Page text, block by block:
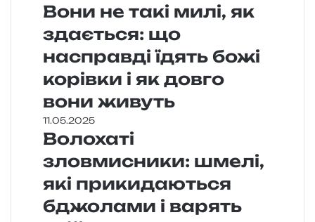
Вони не такі милі, як
здається: що
насправді їдять божі
корівки і як довго
вони живуть
11.05.2025
Волохаті
зловмисники: шмелі,
які прикидаються
бджолами і варять